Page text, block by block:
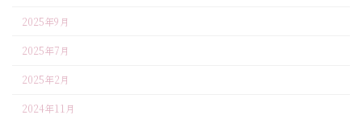
2025年9月
2025年7月
2025年2月
2024年11月